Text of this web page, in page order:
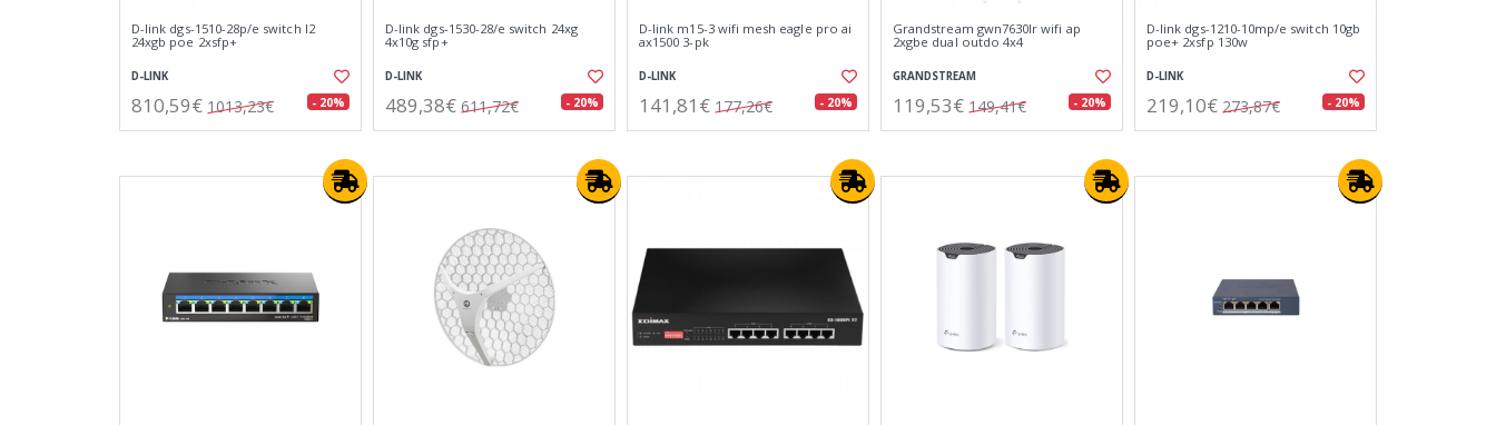
D-link dgs-1510-28p/e switch l2
24xgb poe 2xsfp+
D-LINK
810,59€ 1013,23€ - 20%
D-link dgs-1530-28/e switch 24xg
4x10g sfp+
D-LINK
489,38€ 611,72€ - 20%
D-link m15-3 wifi mesh eagle pro ai
ax1500 3-pk
D-LINK
141,81€ 177,26€ - 20%
Grandstream gwn7630lr wifi ap
2xgbe dual outdo 4x4
GRANDSTREAM
119,53€ 149,41€ - 20%
D-link dgs-1210-10mp/e switch 10gb
poe+ 2xsfp 130w
D-LINK
219,10€ 273,87€ - 20%